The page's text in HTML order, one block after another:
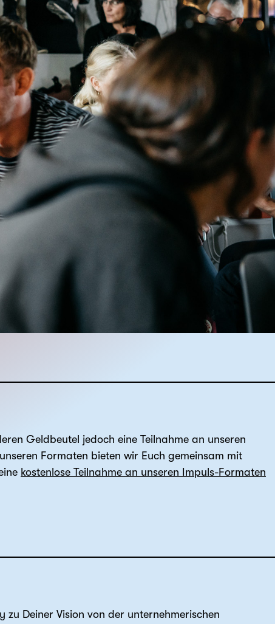
Geldbeutel jedoch eine Teilnahme an unseren
Formaten bieten wir Euch gemeinsam mit
kostenlose Teilnahme an unseren Impuls-Formaten
zu Deiner Vision von der unternehmerischen